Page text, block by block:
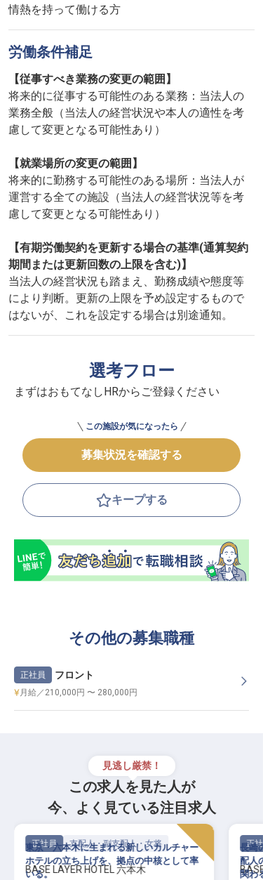
情熱を持って働ける方
労働条件補足
【従事すべき業務の変更の範囲】
将来的に従事する可能性のある業務：当法人の
業務全般（当法人の経営状況や本人の適性を考
慮して変更となる可能性あり）
【就業場所の変更の範囲】
将来的に勤務する可能性のある場所：当法人が
運営する全ての施設（当法人の経営状況等を考
慮して変更となる可能性あり）
【有期労働契約を更新する場合の基準(通算契約
期間または更新回数の上限を含む)】
当法人の経営状況も踏まえ、勤務成績や態度等
により判断。更新の上限を予め設定するもので
はないが、これを設定する場合は別途通知。
選考フロー
まずはおもてなしHRからご登録ください
この施設が気になったら
募集状況を確認する
キープする
その他の募集職種
正社員 フロント
月給／210,000円 〜 280,000円
見逃し厳禁！
この求人を見た人が
今、よく見ている注目求人
正社員 支配人・副支配人・女将
BASE LAYER HOTEL 六本木
東京・六本木に生まれる新しいカルチャー
ホテルの立ち上げを、拠点の中核として率
いる。
正社
長崎
配人
関わ